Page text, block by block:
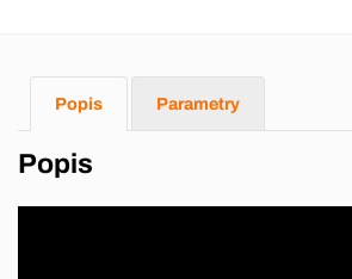
Popis Parametry
Popis